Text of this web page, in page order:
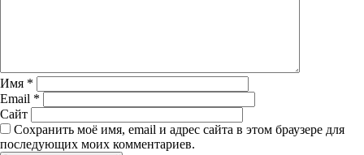
Имя *
Email *
Сайт
Сохранить моё имя, email и адрес сайта в этом браузере для
последующих моих комментариев.